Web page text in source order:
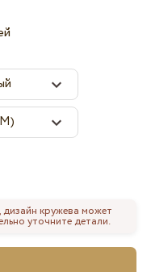
кружева может
уточните детали.